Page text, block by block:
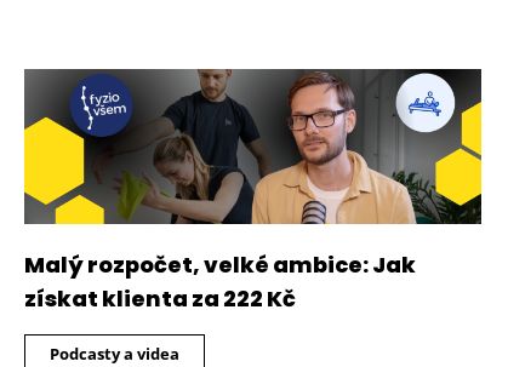
Malý rozpočet, velké ambice: Jak
získat klienta za 222 Kč
Podcasty a videa